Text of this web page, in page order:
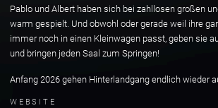
Pablo und Albert haben sich bei zahllosen großen
warm gespielt. Und obwohl oder gerade weil ihre
immer noch in einen Kleinwagen passt, geben sie
und bringen jeden Saal zum Springen!
Anfang 2026 gehen Hinterlandgang endlich wieder
WEBSITE